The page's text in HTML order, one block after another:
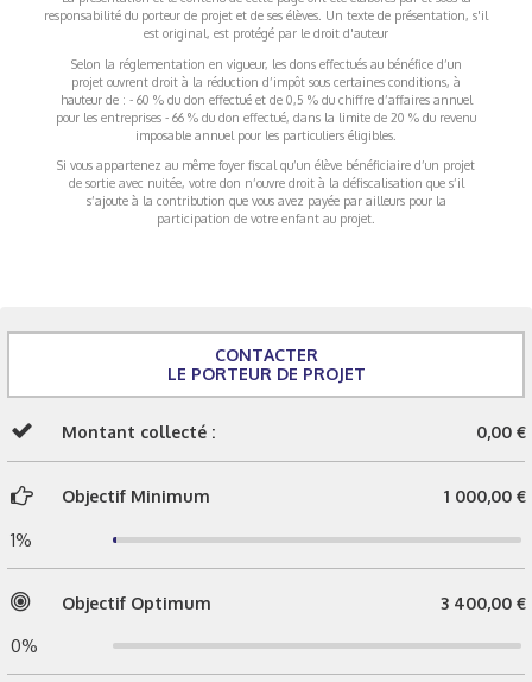
responsabilité du porteur de projet et de ses élèves. Un texte de présentation, s'il
est original, est protégé par le droit d'auteur
Selon la réglementation en vigueur, les dons effectués au bénéfice d’un
projet ouvrent droit à la réduction d’impôt sous certaines conditions, à
hauteur de : - 60 % du don effectué et de 0,5 % du chiffre d’affaires annuel
pour les entreprises - 66 % du don effectué, dans la limite de 20 % du revenu
imposable annuel pour les particuliers éligibles.
Si vous appartenez au même foyer fiscal qu’un élève bénéficiaire d’un projet
de sortie avec nuitée, votre don n’ouvre droit à la défiscalisation que s’il
s’ajoute à la contribution que vous avez payée par ailleurs pour la
participation de votre enfant au projet.
CONTACTER
LE PORTEUR DE PROJET
Montant collecté : 0,00 €
Objectif Minimum 1 000,00 €
1%
Objectif Optimum 3 400,00 €
0%